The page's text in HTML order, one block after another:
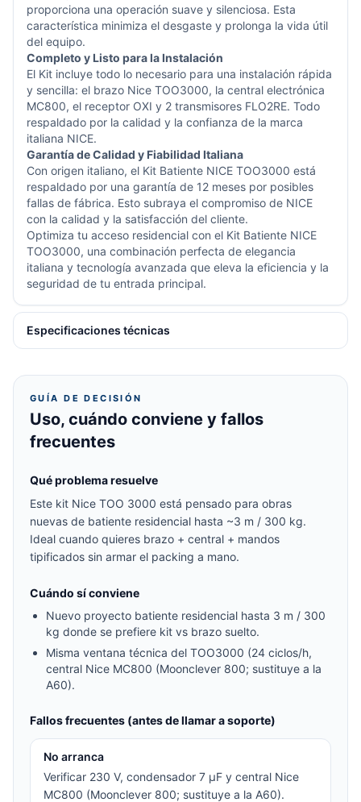
proporciona una operación suave y silenciosa. Esta
característica minimiza el desgaste y prolonga la vida útil
del equipo.
Completo y Listo para la Instalación
El Kit incluye todo lo necesario para una instalación rápida
y sencilla: el brazo Nice TOO3000, la central electrónica
MC800, el receptor OXI y 2 transmisores FLO2RE. Todo
respaldado por la calidad y la confianza de la marca
italiana NICE.
Garantía de Calidad y Fiabilidad Italiana
Con origen italiano, el Kit Batiente NICE TOO3000 está
respaldado por una garantía de 12 meses por posibles
fallas de fábrica. Esto subraya el compromiso de NICE
con la calidad y la satisfacción del cliente.
Optimiza tu acceso residencial con el Kit Batiente NICE
TOO3000, una combinación perfecta de elegancia
italiana y tecnología avanzada que eleva la eficiencia y la
seguridad de tu entrada principal.
Especificaciones técnicas
GUÍA DE DECISIÓN
Uso, cuándo conviene y fallos
frecuentes
Qué problema resuelve
Este kit Nice TOO 3000 está pensado para obras
nuevas de batiente residencial hasta ~3 m / 300 kg.
Ideal cuando quieres brazo + central + mandos
tipificados sin armar el packing a mano.
Cuándo sí conviene
Nuevo proyecto batiente residencial hasta 3 m / 300
kg donde se prefiere kit vs brazo suelto.
Misma ventana técnica del TOO3000 (24 ciclos/h,
central Nice MC800 (Moonclever 800; sustituye a la
A60).
Fallos frecuentes (antes de llamar a soporte)
No arranca
Verificar 230 V, condensador 7 µF y central Nice
MC800 (Moonclever 800; sustituye a la A60).